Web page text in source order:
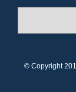
© Copyright